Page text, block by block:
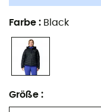
Farbe : Black
Größe :
Kapuze mit
Skipasstasche
Innere